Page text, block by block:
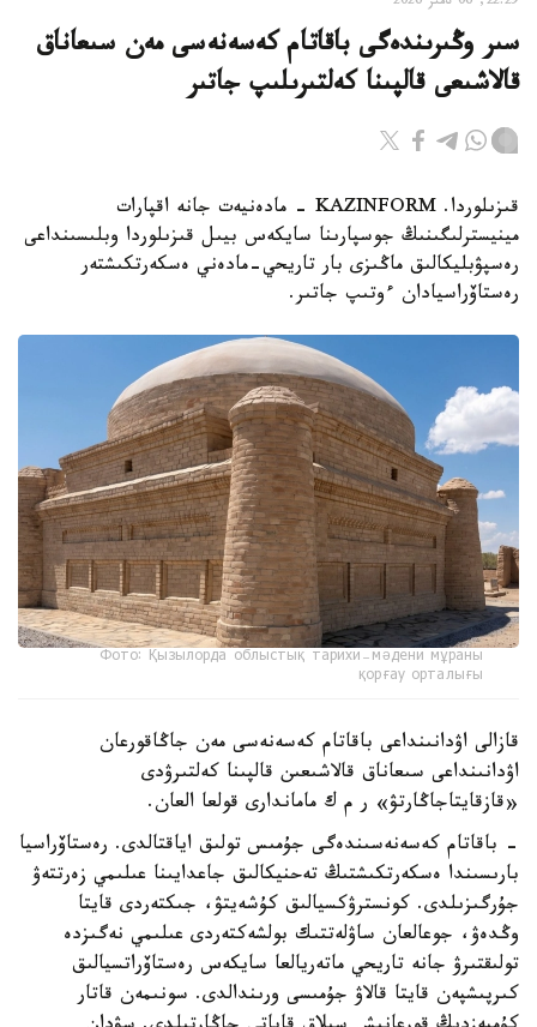
سىر وڭىرىندەگى باقاتام كەسەنەسى مەن سىعاناق
قالاشىعى قالپىنا كەلتىرىلىپ جاتىر
قىزىلوردا. KAZINFORM - مادەنيەت جانە اقپارات
مينيسترلىگىنىڭ جوسپارىنا سايكەس بيىل قىزىلوردا وبلىسىنداعى
رەسپۋبليكالىق ماڭىزى بار تاريحي-مادەني ەسكەرتكىشتەر
رەستاۆراسيادان ءوتىپ جاتىر.
Фото: Қызылорда облыстық тарихи-мәдени мұраны
қорғау орталығы
قازالى اۋدانىنداعى باقاتام كەسەنەسى مەن جاڭاقورعان
اۋدانىنداعى سىعاناق قالاشىعىن قالپىنا كەلتىرۋدى
«قازقايتاجاڭارتۋ» ر م ك ماماندارى قولعا العان.
- باقاتام كەسەنەسىندەگى جۇمىس تولىق اياقتالدى. رەستاۆراسيا
بارىسىندا ەسكەرتكىشتىڭ تەحنيكالىق جاعدايىنا عىلىمي زەرتتەۋ
جۇرگىزىلدى. كونسترۋكسيالىق كۇشەيتۋ، جىكتەردى قايتا
وڭدەۋ، جوعالعان ساۋلەتتىك بولشەكتەردى عىلىمي نەگىزدە
تولىقتىرۋ جانە تاريحي ماتەريالعا سايكەس رەستاۆراتسيالىق
كىرپىشپەن قايتا قالاۋ جۇمىسى ورىندالدى. سونىمەن قاتار